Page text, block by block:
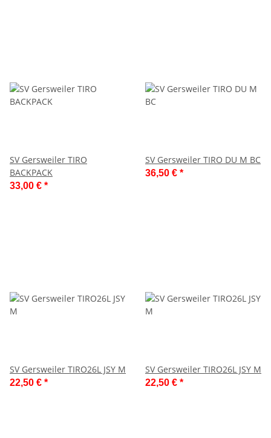
SV Gersweiler TIRO
BACKPACK
33,00 € *
SV Gersweiler TIRO DU M BC
36,50 € *
SV Gersweiler TIRO26L JSY M
22,50 € *
SV Gersweiler TIRO26L JSY M
22,50 € *